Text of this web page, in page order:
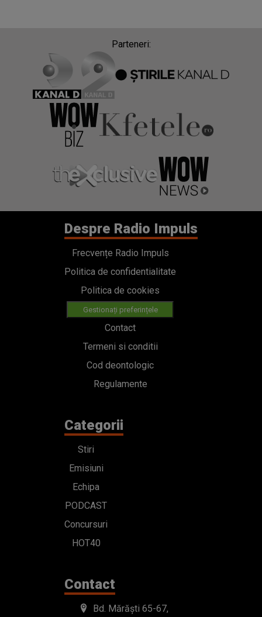
Parteneri:
Despre Radio Impuls
Frecvențe Radio Impuls
Politica de confidentialitate
Politica de cookies
Gestionați preferințele
Contact
Termeni si conditii
Cod deontologic
Regulamente
Categorii
Stiri
Emisiuni
Echipa
PODCAST
Concursuri
HOT40
Contact
Bd. Mărăști 65-67,